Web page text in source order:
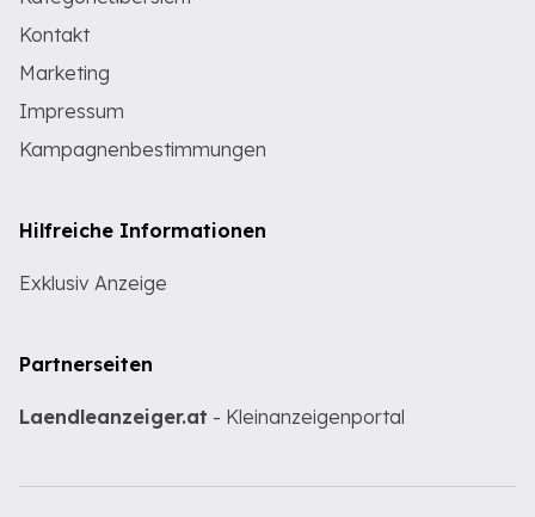
Kontakt
Marketing
Impressum
Kampagnenbestimmungen
Hilfreiche Informationen
Exklusiv Anzeige
Partnerseiten
Laendleanzeiger.at - Kleinanzeigenportal